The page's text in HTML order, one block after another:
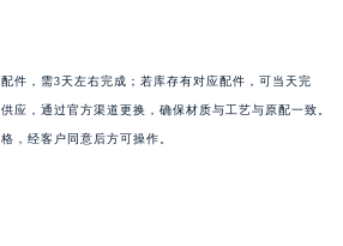
件，需3天左右完成；若库存有对应配件，可当天完
应，通过官方渠道更换，确保材质与工艺与原配一致。
，经客户同意后方可操作。